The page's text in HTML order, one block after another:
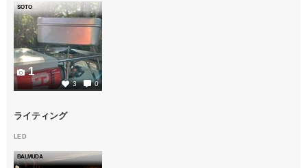
SOTO
3 0
1
ライティング
LED
BALMUDA